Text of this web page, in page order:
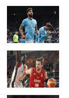
كرة سلة
كرة يد
الوطن العربي
في المونديال